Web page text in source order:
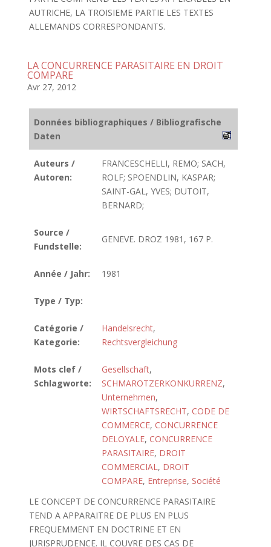
AUTRICHE, LA TROISIEME PARTIE LES TEXTES
ALLEMANDS CORRESPONDANTS.
LA CONCURRENCE PARASITAIRE EN DROIT
COMPARE
Avr 27, 2012
Données bibliographiques / Bibliografische
Daten
Auteurs /
Autoren:
FRANCESCHELLI, REMO; SACH,
ROLF; SPOENDLIN, KASPAR;
SAINT-GAL, YVES; DUTOIT,
BERNARD;
Source /
Fundstelle:
GENEVE. DROZ 1981, 167 P.
Année / Jahr: 1981
Type / Typ:
Catégorie /
Kategorie:
Handelsrecht,
Rechtsvergleichung
Mots clef /
Schlagworte:
Gesellschaft,
SCHMAROTZERKONKURRENZ,
Unternehmen,
WIRTSCHAFTSRECHT, CODE DE
COMMERCE, CONCURRENCE
DELOYALE, CONCURRENCE
PARASITAIRE, DROIT
COMMERCIAL, DROIT
COMPARE, Entreprise, Société
LE CONCEPT DE CONCURRENCE PARASITAIRE
TEND A APPARAITRE DE PLUS EN PLUS
FREQUEMMENT EN DOCTRINE ET EN
JURISPRUDENCE. IL COUVRE DES CAS DE